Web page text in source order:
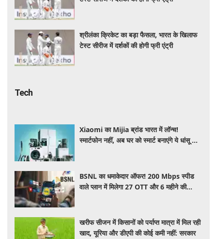
श्रीलंका क्रिकेट का बड़ा फैसला, भारत के खिलाफ
टेस्ट सीरीज में दर्शकों की होगी फ्री एंट्री
Tech
Xiaomi का Mijia ब्रांड भारत में लॉन्च!
स्मार्टफोन नहीं, अब घर को स्मार्ट बनाएंगे ये धांसू होम
BSNL का धमाकेदार ऑफर! 200 Mbps स्पीड
वाले प्लान में मिलेगा 27 OTT और 6 महीने की
खरीफ सीजन में किसानों को पर्याप्त मात्रा में मिल रही
खाद, यूरिया और डीएपी की कोई कमी नहीं: सरकार